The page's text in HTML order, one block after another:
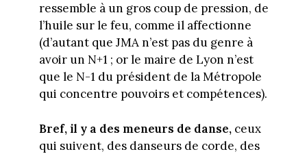
ressemble à un gros coup de pression, de
l’huile sur le feu, comme il affectionne
(d’autant que JMA n’est pas du genre à
avoir un N+1 ; or le maire de Lyon n’est
que le N-1 du président de la Métropole
qui concentre pouvoirs et compétences).
Bref, il y a des meneurs de danse, ceux
qui suivent, des danseurs de corde, des